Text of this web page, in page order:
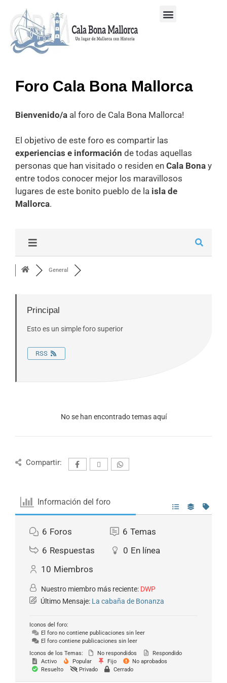
Foro Cala Bona Mallorca
Bienvenido/a al foro de Cala Bona Mallorca!
El objetivo de este foro es compartir las
experiencias e información de todas aquellas
personas que han visitado o residen en Cala Bona y
entre todos conocer mejor los maravillosos
lugares de este bonito pueblo de la isla de
Mallorca.
General
Principal
Esto es un simple foro superior
RSS
No se han encontrado temas aquí
Compartir:
Información del foro
6 Foros 6 Temas
6 Respuestas 0 En línea
10 Miembros
Nuestro miembro más reciente: DWP
Último Mensaje: La cabaña de Bonanza
Iconos del foro:
El foro no contiene publicaciones sin leer
El foro contiene publicaciones sin leer
Iconos de los Temas:
No respondidos
Respondido
Activo
Popular Fijo
No aprobados
Resuelto
Privado Cerrado